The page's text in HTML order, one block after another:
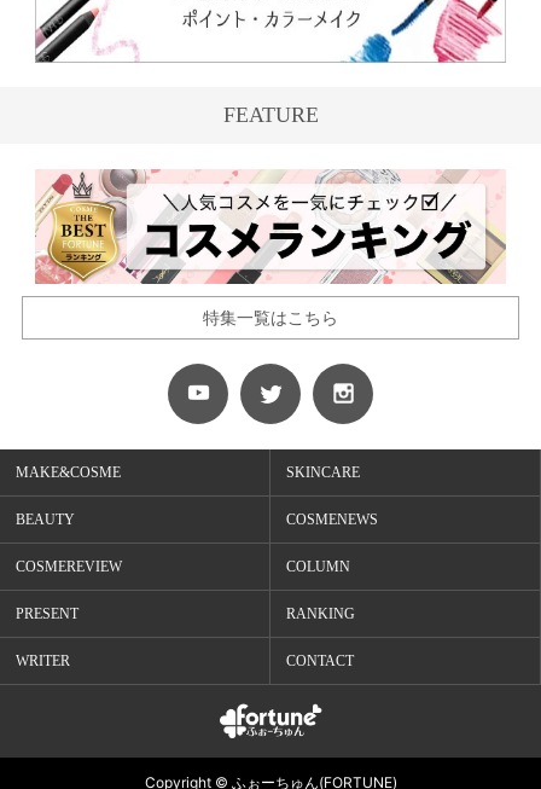
FEATURE
特集一覧はこちら
MAKE&COSME SKINCARE
BEAUTY COSMENEWS
COSMEREVIEW COLUMN
PRESENT RANKING
WRITER CONTACT
Copyright © ふぉーちゅん(FORTUNE)